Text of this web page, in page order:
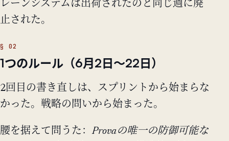
レーンシステムは出荷されたのと同じ週に廃
止された。
1つのルール（6月2日〜22日）
2回目の書き直しは、スプリントから始まらな
かった。戦略の問いから始まった。
腰を据えて問うた：Provaの唯一の防御可能な